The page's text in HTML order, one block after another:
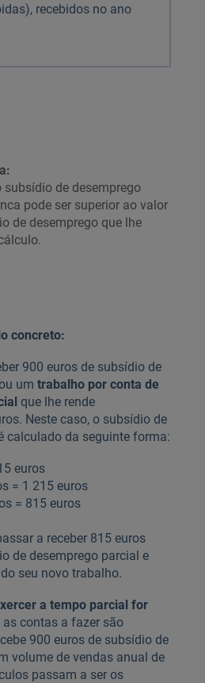
recebidos no ano
subsídio de desemprego
pode ser superior ao valor
de desemprego que lhe
concreto:
900 euros de subsídio de
um trabalho por conta de
que lhe rende
Neste caso, o subsídio de
calculado da seguinte forma:
euros
= 1 215 euros
= 815 euros
a receber 815 euros
de desemprego parcial e
seu novo trabalho.
a tempo parcial for
as contas a fazer são
900 euros de subsídio de
volume de vendas anual de
passam a ser os